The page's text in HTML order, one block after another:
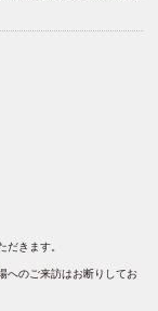
だきます。
へのご来訪はお断りしてお